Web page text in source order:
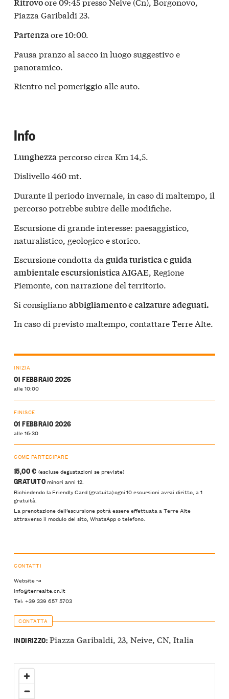
Ritrovo
Piazza Garibaldi 23.
Partenzaore 10:00.
Pausa pranzo al sacco in luogo suggestivo e
panoramico.
Rientro nel pomeriggio alle auto.
Info
Lunghezzapercorso circa Km 14,5.
Dislivello 460 mt.
Durante il periodo invernale, in caso di maltempo, il
percorso potrebbe subire delle modifiche.
Escursione di grande interesse: paesaggistico,
naturalistico, geologico e storico.
Escursione condotta da guida turistica e guida
ambientale escursionistica AIGAE, Regione
Piemonte, con narrazione del territorio.
Si consiglianoabbigliamento e calzature adeguati.
In caso di previsto maltempo, contattare Terre Alte.
INIZIA
01 FEBBRAIO 2026
alle 10:00
FINISCE
01 FEBBRAIO 2026
alle 16:30
COME PARTECIPARE
15,00 € (escluse degustazioni se previste)
GRATUITOminori anni 12.
Richiedendo la Friendly Card (gratuita) ogni 10 escursioni avrai diritto, a 1
gratuità.
La prenotazione dell’escursione potrà essere effettuata a Terre Alte
attraverso il modulo del sito, WhatsApp o telefono.
CONTATTI
Website ↝
info@terrealte.cn.it
Tel: +39 339 657 5703
CONTATTA
INDIRIZZO:Piazza Garibaldi, 23, Neive, CN, Italia